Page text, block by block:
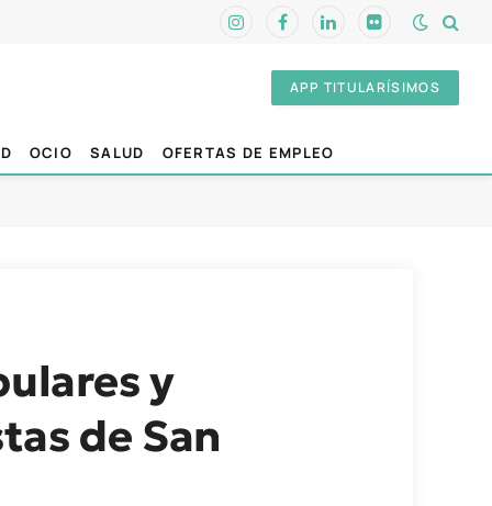
InstagramFacebookLinkedInFlickr
APP TITULARÍSIMOS
OCIO SALUD OFERTAS DE EMPLEO
y
de San